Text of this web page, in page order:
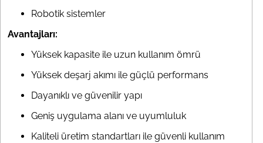
Robotik sistemler
Avantajları:
Yüksek kapasite ile uzun kullanım ömrü
Yüksek deşarj akımı ile güçlü performans
Dayanıklı ve güvenilir yapı
Geniş uygulama alanı ve uyumluluk
Kaliteli üretim standartları ile güvenli kullanım